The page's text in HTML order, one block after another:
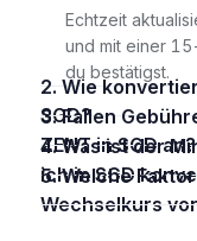
Echtzeit
und mit einer
du bestätigst.
2. Wie konvertiere ich auf Bybit-eu ZENT in
SGD?
3. Fallen Gebühren für die Konvertierung von
ZENT in SGD an?
4. Was ist der Mindestbetrag an ZENT, den
ich in SGD
5. Welche Faktoren beeinflussen den
Wechselkurs